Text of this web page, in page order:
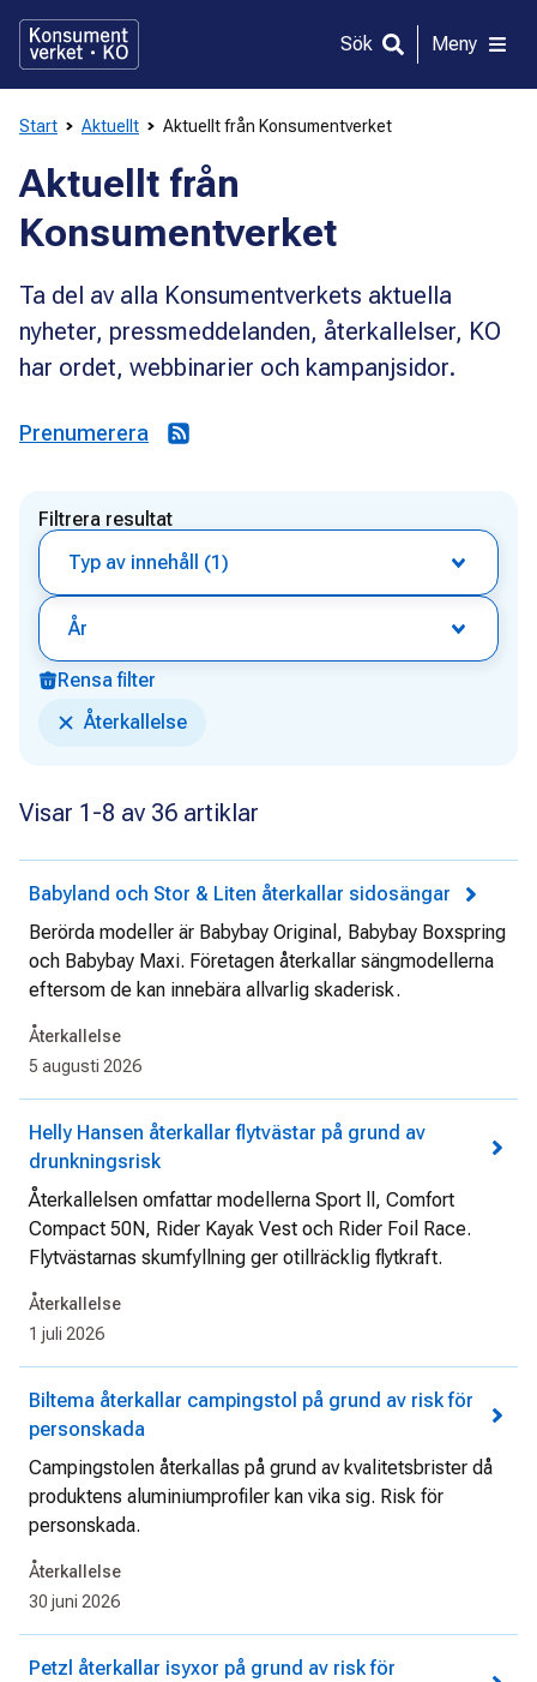
direkt
innehållet
Sök Meny
Start Aktuellt Aktuellt från Konsumentverket
Aktuellt från
Konsumentverket
Ta del av alla Konsumentverkets aktuella
nyheter, pressmeddelanden, återkallelser, KO
har ordet, webbinarier och kampanjsidor.
Prenumerera
Filtrera resultat
Typ av innehåll (1)
År
Rensa filter
Återkallelse
Visar 1-8 av 36 artiklar
Babyland och Stor & Liten återkallar sidosängar
Berörda modeller är Babybay Original, Babybay Boxspring
och Babybay Maxi. Företagen återkallar sängmodellerna
eftersom de kan innebära allvarlig skaderisk.
Återkallelse
5 augusti 2026
Helly Hansen återkallar flytvästar på grund av
drunkningsrisk
Återkallelsen omfattar modellerna Sport ll, Comfort
Compact 50N, Rider Kayak Vest och Rider Foil Race.
Flytvästarnas skumfyllning ger otillräcklig flytkraft.
Återkallelse
1 juli 2026
Biltema återkallar campingstol på grund av risk för
personskada
Campingstolen återkallas på grund av kvalitetsbrister då
produktens aluminiumprofiler kan vika sig. Risk för
personskada.
Återkallelse
30 juni 2026
Petzl återkallar isyxor på grund av risk för